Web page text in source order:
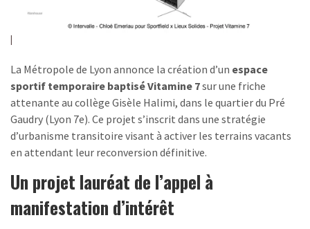
La Métropole de Lyon annonce la création d’un espace
sportif temporaire baptisé Vitamine 7sur une friche
attenante au collège Gisèle Halimi, dans le quartier du Pré
Gaudry (Lyon 7e). Ce projet s’inscrit dans une stratégie
d’urbanisme transitoire visant à activer les terrains vacants
en attendant leur reconversion définitive.
Un projet lauréat de l’appel à
manifestation d’intérêt